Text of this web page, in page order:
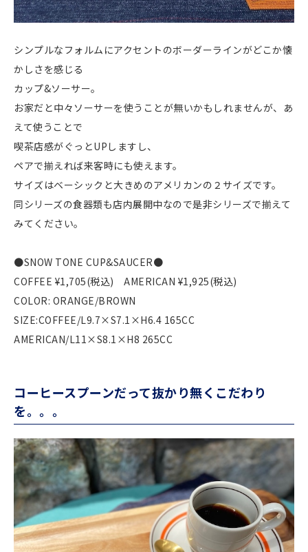
シンプルなフォルムにアクセントのボーダーラインがどこか懐
かしさを感じる
カップ&ソーサー。
お家だと中々ソーサーを使うことが無いかもしれませんが、あ
えて使うことで
喫茶店感がぐっとUPしますし、
ペアで揃えれば来客時にも使えます。
サイズはベーシックと大きめのアメリカンの２サイズです。
同シリーズの食器類も店内展開中なので是非シリーズで揃えて
みてください。
●SNOW TONE CUP&SAUCER●
COFFEE ¥1,705(税込) AMERICAN ¥1,925(税込)
COLOR: ORANGE/BROWN
SIZE:COFFEE/L9.7×S7.1×H6.4 165CC
AMERICAN/L11×S8.1×H8 265CC
コーヒースプーンだって抜かり無くこだわり
を。。。